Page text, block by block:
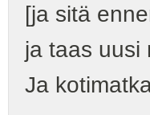
[ja sitä
ja taas uusi
Ja